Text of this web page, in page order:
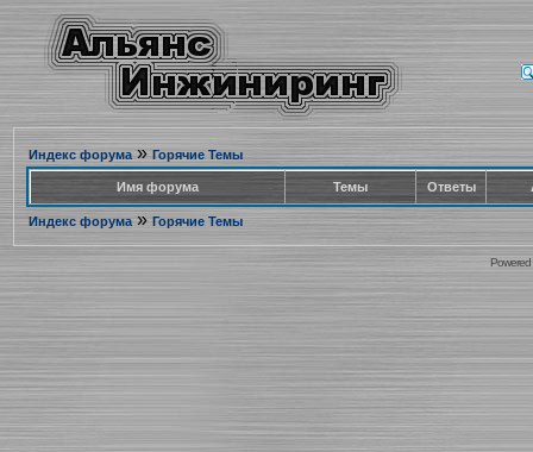
Индекс форума» Горячие Темы
Имя форума Темы Ответы
Индекс форума» Горячие Темы